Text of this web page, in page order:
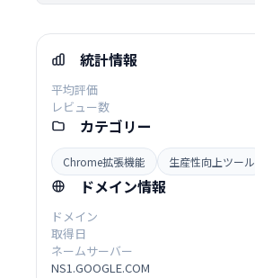
統計情報
平均評価
レビュー数
カテゴリー
Chrome拡張機能 生産性向上ツール
ドメイン情報
ドメイン
取得日
ネームサーバー
NS1.GOOGLE.COM